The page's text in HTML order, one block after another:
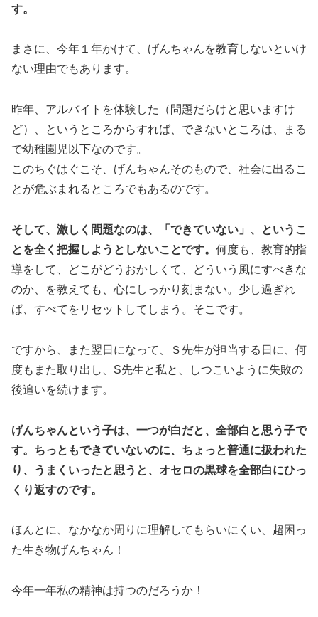
す。
まさに、今年１年かけて、げんちゃんを教育しないといけ
ない理由でもあります。
昨年、アルバイトを体験した（問題だらけと思いますけ
ど）、というところからすれば、できないところは、まる
で幼稚園児以下なのです。
このちぐはぐこそ、げんちゃんそのもので、社会に出るこ
とが危ぶまれるところでもあるのです。
そして、激しく問題なのは、「できていない」、というこ
とを全く把握しようとしないことです。 何度も、教育的指
導をして、どこがどうおかしくて、どういう風にすべきな
のか、を教えても、心にしっかり刻まない。少し過ぎれ
ば、すべてをリセットしてしまう。そこです。
ですから、また翌日になって、Ｓ先生が担当する日に、何
度もまた取り出し、S先生と私と、しつこいように失敗の
後追いを続けます。
げんちゃんという子は、一つが白だと、全部白と思う子で
す。ちっともできていないのに、ちょっと普通に扱われた
り、うまくいったと思うと、オセロの黒球を全部白にひっ
くり返すのです。
ほんとに、なかなか周りに理解してもらいにくい、超困っ
た生き物げんちゃん！
今年一年私の精神は持つのだろうか！